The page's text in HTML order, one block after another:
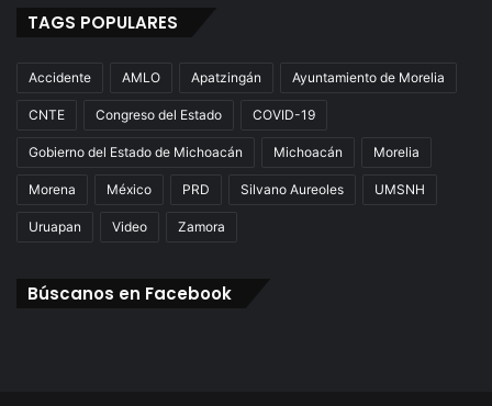
TAGS POPULARES
Accidente AMLO Apatzingán Ayuntamiento de Morelia
CNTE Congreso del Estado COVID-19
Gobierno del Estado de Michoacán Michoacán Morelia
Morena México PRD Silvano Aureoles UMSNH
Uruapan Video Zamora
Búscanos en Facebook